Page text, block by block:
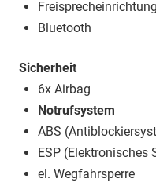
Freisprecheinrichtung
Bluetooth
Sicherheit
6x Airbag
Notrufsystem
ABS
ESP
el. Wegfahrsperre